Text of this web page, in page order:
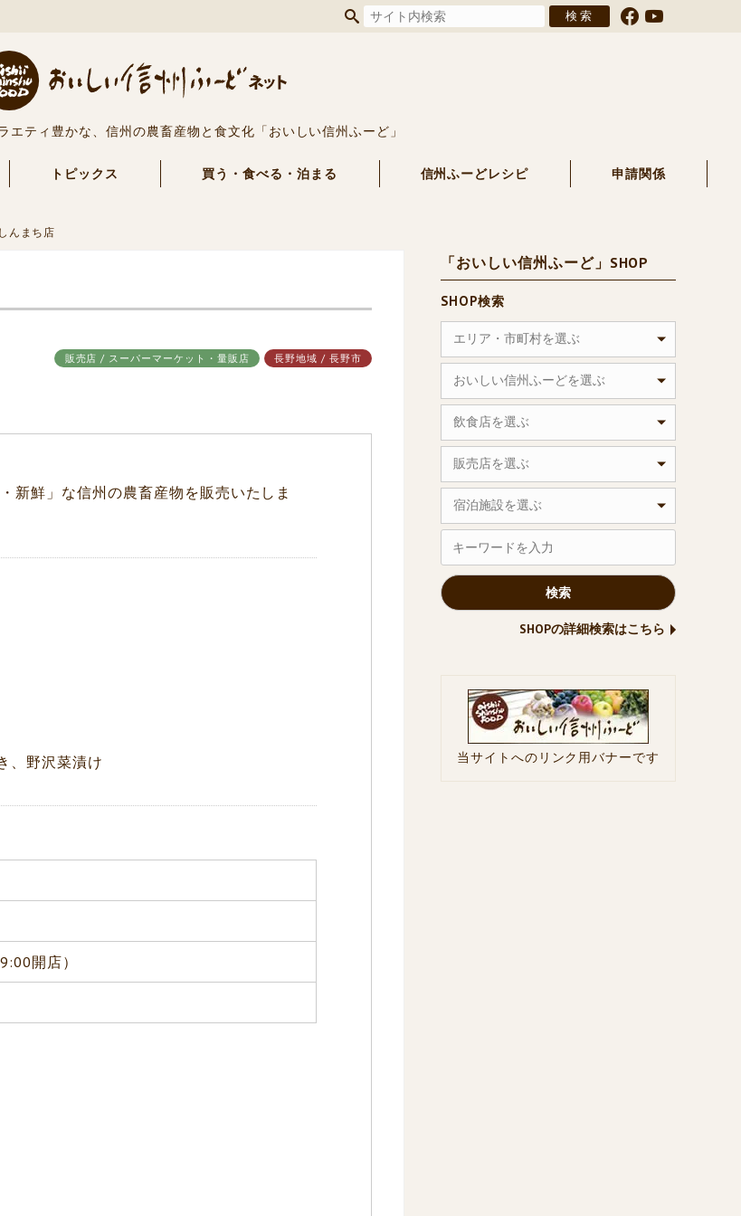
エティ豊かな、信州の農畜産物と食文化「おいしい信州ふーど」
トピックス 買う・食べる・泊まる 信州ふーどレシピ 申請関係
んまち店
販売店 / スーパーマーケット・量販店 長野地域 / 長野市
新鮮」な信州の農畜産物を販売いたしま
、野沢菜漬け
開店）
「おいしい信州ふーど」SHOP
SHOP検索
エリア・市町村を選ぶ
おいしい信州ふーどを選ぶ
飲食店を選ぶ
販売店を選ぶ
宿泊施設を選ぶ
SHOPの詳細検索はこちら
当サイトへのリンク用バナーです